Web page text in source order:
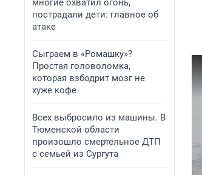
многие охватил огонь,
пострадали дети: главное об
атаке
Сыграем в «Ромашку»?
Простая головоломка,
которая взбодрит мозг не
хуже кофе
Всех выбросило из машины. В
Тюменской области
произошло смертельное ДТП
с семьей из Сургута